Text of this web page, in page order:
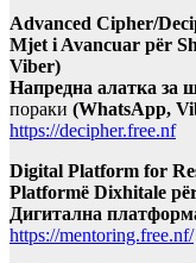
Advanced Cipher/
Mjet i Avancuar për
Viber)
Напредна алатка
пораки (WhatsApp,
https://decipher.free.nf
Digital Platform for
Platformë Dixhitale
Дигитална
https://mentoring.free.nf/